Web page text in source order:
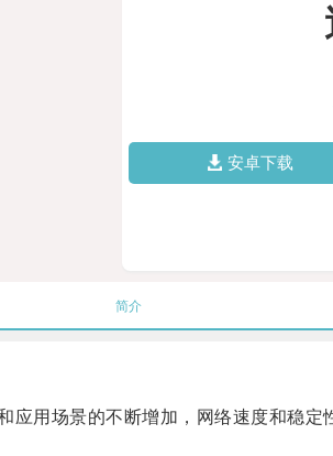
安卓下载
简介
用场景的不断增加，网络速度和稳定